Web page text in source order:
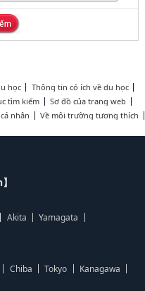
học
Thông tin có ích về du học
tìm kiếm
Sơ đồ của trang web
nhân Về môi trường tương thích
Akita
Yamagata
Chiba Tokyo
Kanagawa